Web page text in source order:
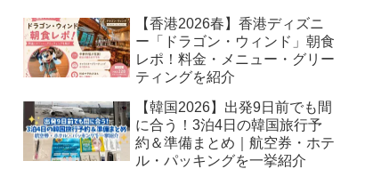
【香港2026春】香港ディズニ
ー「ドラゴン・ウィンド」朝食
レポ！料金・メニュー・グリー
ティングを紹介
【韓国2026】出発9日前でも間
に合う！3泊4日の韓国旅行予
約＆準備まとめ｜航空券・ホテ
ル・パッキングを一挙紹介